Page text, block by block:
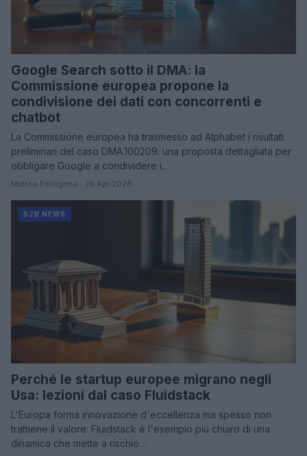
Google Search sotto il DMA: la
Commissione europea propone la
condivisione dei dati con concorrenti e
chatbot
La Commissione europea ha trasmesso ad Alphabet i risultati
preliminari del caso DMA.100209: una proposta dettagliata per
obbligare Google a condividere i…
Matteo Pellegrino · 20 Apr 2026
B2B NEWS
Perché le startup europee migrano negli
Usa: lezioni dal caso Fluidstack
L'Europa forma innovazione d'eccellenza ma spesso non
trattiene il valore: Fluidstack è l'esempio più chiaro di una
dinamica che mette a rischio…